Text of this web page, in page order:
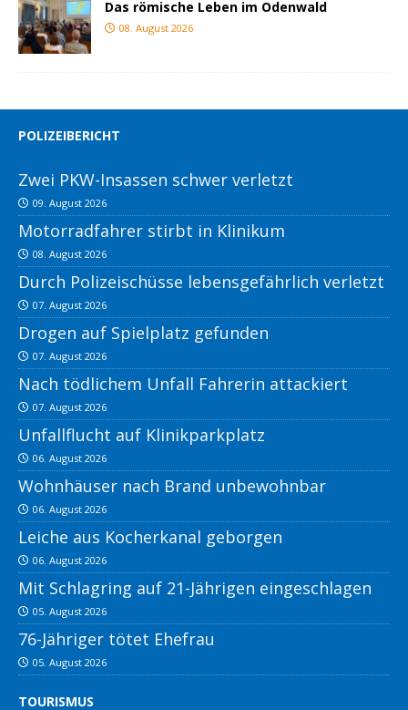
Das römische Leben im Odenwald
08. August 2026
POLIZEIBERICHT
Zwei PKW-Insassen schwer verletzt
09. August 2026
Motorradfahrer stirbt in Klinikum
08. August 2026
Durch Polizeischüsse lebensgefährlich verletzt
07. August 2026
Drogen auf Spielplatz gefunden
07. August 2026
Nach tödlichem Unfall Fahrerin attackiert
07. August 2026
Unfallflucht auf Klinikparkplatz
06. August 2026
Wohnhäuser nach Brand unbewohnbar
06. August 2026
Leiche aus Kocherkanal geborgen
06. August 2026
Mit Schlagring auf 21-Jährigen eingeschlagen
05. August 2026
76-Jähriger tötet Ehefrau
05. August 2026
TOURISMUS